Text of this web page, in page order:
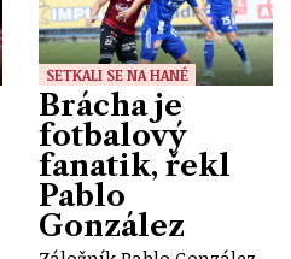
SETKALI SE NA HANÉ
Brácha je
fotbalový
fanatik, řekl
Pablo
González